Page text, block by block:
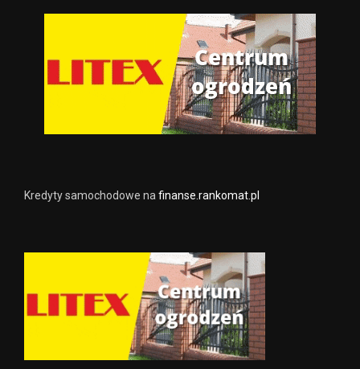
Kredyty samochodowe nafinanse.rankomat.pl